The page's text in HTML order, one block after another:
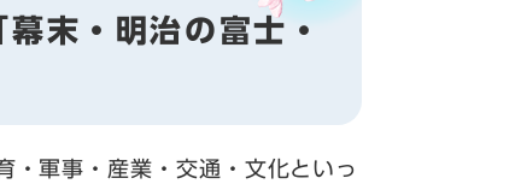
末・明治の富士・
・軍事・産業・交通・文化といっ